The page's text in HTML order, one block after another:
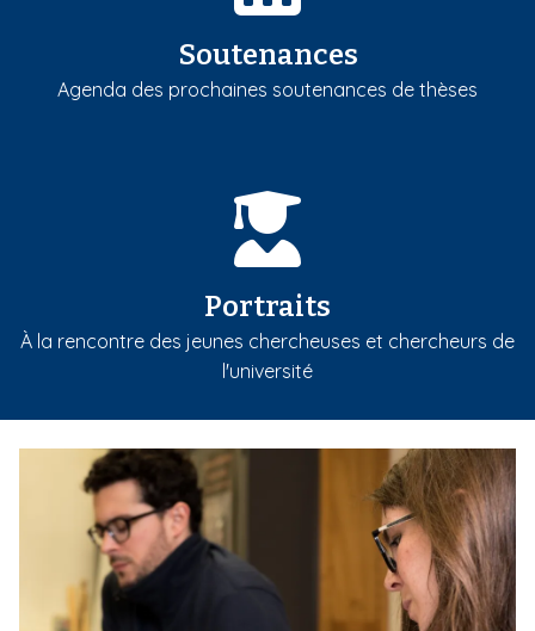
Soutenances
Agenda des prochaines soutenances de thèses
Portraits
À la rencontre des jeunes chercheuses et chercheurs de
l'université